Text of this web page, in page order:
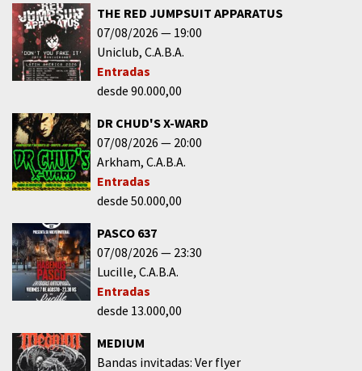
THE RED JUMPSUIT APPARATUS
07/08/2026
19:00
Uniclub C.A.B.A.
Entradas
desde 90.000,00
DR CHUD'S X-WARD
07/08/2026
20:00
Arkham C.A.B.A.
Entradas
desde 50.000,00
PASCO 637
07/08/2026
23:30
Lucille C.A.B.A.
Entradas
desde 13.000,00
MEDIUM
Bandas invitadas: Ver flyer